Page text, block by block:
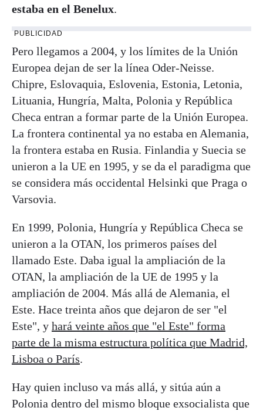
estaba en el Benelux.
PUBLICIDAD
Pero llegamos a 2004, y los límites de la Unión
Europea dejan de ser la línea Oder-Neisse.
Chipre, Eslovaquia, Eslovenia, Estonia, Letonia,
Lituania, Hungría, Malta, Polonia y República
Checa entran a formar parte de la Unión Europea.
La frontera continental ya no estaba en Alemania,
la frontera estaba en Rusia. Finlandia y Suecia se
unieron a la UE en 1995, y se da el paradigma que
se considera más occidental Helsinki que Praga o
Varsovia.
En 1999, Polonia, Hungría y República Checa se
unieron a la OTAN, los primeros países del
llamado Este. Daba igual la ampliación de la
OTAN, la ampliación de la UE de 1995 y la
ampliación de 2004. Más allá de Alemania, el
Este. Hace treinta años que dejaron de ser "el
Este", y hará veinte años que "el Este" forma
parte de la misma estructura política que Madrid,
Lisboa o París.
Hay quien incluso va más allá, y sitúa aún a
Polonia dentro del mismo bloque exsocialista que